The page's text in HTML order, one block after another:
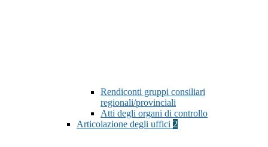
Rendiconti gruppi consiliari
regionali/provinciali
Atti degli organi di controllo
Articolazione degli uffici 2